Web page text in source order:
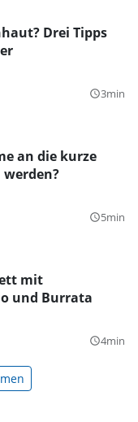
Drei Tipps
query_builder3min
an die kurze
werden?
query_builder5min
mit
und Burrata
query_builder4min